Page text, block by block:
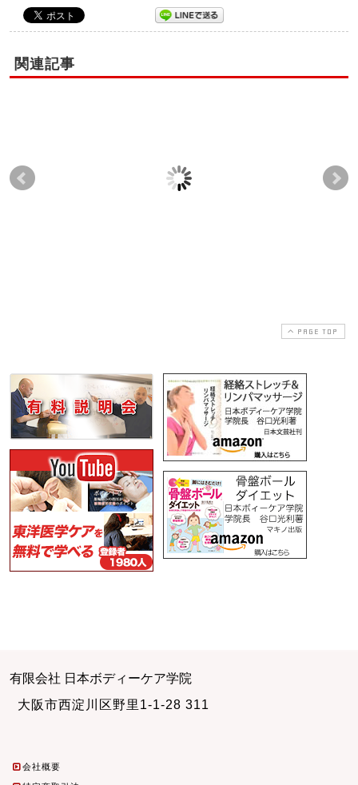
関連記事
スクールで学んだ事を
PAGE TOP
有限会社 日本ボディーケア学院
大阪市西淀川区野里1-1-28 311
会社概要